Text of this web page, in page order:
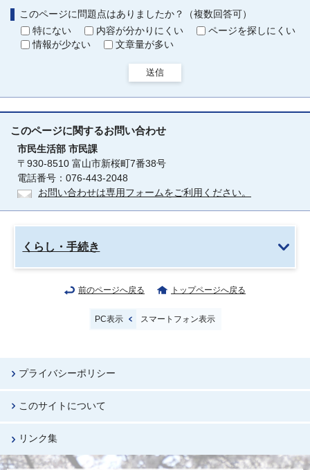
このページに問題点はありましたか？（複数回答可）
特にない
内容が分かりにくい
ページを探しにくい
情報が少ない
文章量が多い
送信
このページに関するお問い合わせ
市民生活部 市民課
〒930-8510 富山市新桜町7番38号
電話番号：076-443-2048
お問い合わせは専用フォームをご利用ください。
くらし・手続き
前のページへ戻る トップページへ戻る
PC表示 スマートフォン表示
プライバシーポリシー
このサイトについて
リンク集